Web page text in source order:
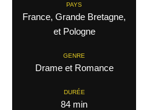
PAYS
France, Grande Bretagne,
et Pologne
GENRE
Drame et Romance
DURÉE
84 min